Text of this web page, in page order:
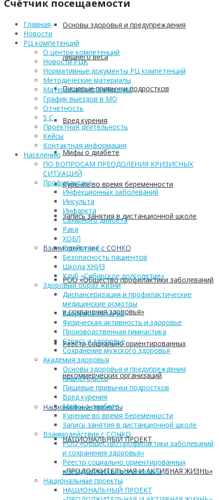
Основы здоровья и предупреждения
лишнего веса
Пищевые привычки подростков
Вред курения
Мифы о диабете
Курение во время беременности
Запись занятия в дистанционной школе
Взаимодействие с СОНКО
РОО «Общество профилактики заболеваний
и сохранения здоровья»
Реестр социально ориентированных
некоммерческих организаций
Национальные проекты
НАЦИОНАЛЬНЫЙ ПРОЕКТ
«ПРОДОЛЖИТЕЛЬНАЯ И АКТИВНАЯ ЖИЗНЬ»
Счётчик посещаемости
Главная
Новости
РЦ компетенций
О центре компетенций
Новости РЦК
Нормативные документы РЦ компетенций
Методические материалы
Материалы и презентации
График выездов в МО
Отчетность
5 С
Проектная деятельность
Кейсы
Контактная информация
Населению
ПО ВОПРОСАМ ПРЕОДОЛЕНИЯ КРИЗИСНЫХ
СИТУАЦИЙ
Профилактика
Инфекционных заболеваний
Инсульта
Инфаркта
Сахарного диабета
Рака
ХОБЛ
Гепатита С
Безопасность пациентов
Школа ХНИЗ
Клуб «Сибирское долголетие»
Здоровый образ жизни
Диспансеризация и профилактические
медицинские осмотры
Здоровое питание
Физическая активность и здоровье
Производственная гимнастика
Стресс и здоровье
Сохранение мужского здоровья
Академия здоровья
Основы здоровья и предупреждения
лишнего веса
Пищевые привычки подростков
Вред курения
Мифы о диабете
Курение во время беременности
Запись занятия в дистанционной школе
Взаимодействие с СОНКО
РОО «Общество профилактики заболеваний
и сохранения здоровья»
Реестр социально ориентированных
некоммерческих организаций
Национальные проекты
НАЦИОНАЛЬНЫЙ ПРОЕКТ